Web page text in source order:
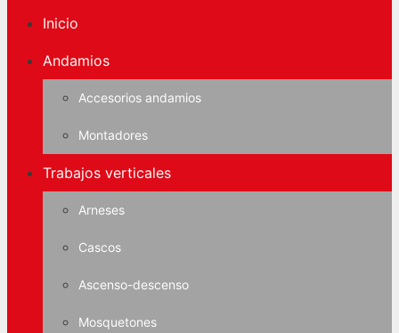
Inicio
Andamios
Accesorios andamios
Montadores
Trabajos verticales
Arneses
Cascos
Ascenso-descenso
Mosquetones